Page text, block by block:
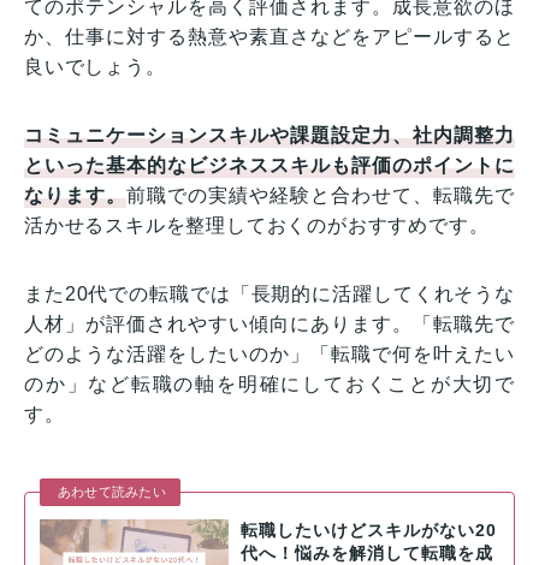
てのポテンシャルを高く評価されます。成長意欲のほ
か、仕事に対する熱意や素直さなどをアピールすると
良いでしょう。
コミュニケーションスキルや課題設定力、社内調整力
といった基本的なビジネススキルも評価のポイントに
なります。前職での実績や経験と合わせて、転職先で
活かせるスキルを整理しておくのがおすすめです。
また20代での転職では「長期的に活躍してくれそうな
人材」が評価されやすい傾向にあります。「転職先で
どのような活躍をしたいのか」「転職で何を叶えたい
のか」など転職の軸を明確にしておくことが大切で
す。
あわせて読みたい
転職したいけどスキルがない20
代へ！悩みを解消して転職を成